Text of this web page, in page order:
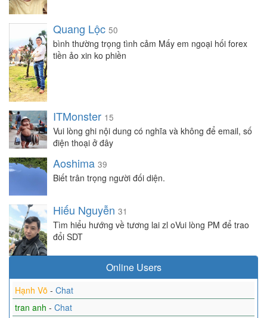
Quang Lộc 50
bình thường trọng tình cảm Mấy em ngoại hối forex
tiền ảo xin ko phiền
ITMonster 15
Vui lòng ghi nội dung có nghĩa và không để email, số
điện thoại ở đây
Aoshima 39
Biết trân trọng người đối diện.
Hiếu Nguyễn 31
Tìm hiểu hướng về tương lai zl oVui lòng PM để trao
đổi SDT
Online Users
Hạnh Võ - Chat
tran anh - Chat